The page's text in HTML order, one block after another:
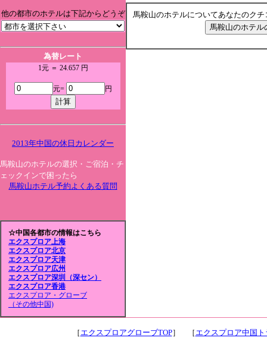
他の都市のホテルは下記からどうぞ
為替レート
1元 ＝ 24.657 円
元= 円
2013年中国の休日カレンダー
馬鞍山のホテルの選択・ご宿泊・チ
ェックインで困ったら
馬鞍山ホテル予約よくある質問
☆中国各都市の情報はこちら
エクスプロア上海
エクスプロア北京
エクスプロア天津
エクスプロア広州
エクスプロア深圳（深セン）
エクスプロア香港
エクスプロア・グローブ
（その他中国)
馬鞍山のホテルについてあなたのク
［ エクスプロアグローブTOP］ ［ エクスプロア中国ト